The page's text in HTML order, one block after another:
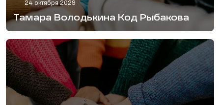
24 октября 2029
Тамара Володькина Код Рыбакова